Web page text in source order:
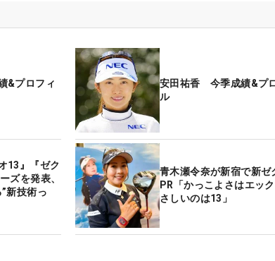
&プロフィ
安田祐香 今季成績&プ
ル
13』『ゼク
ズを発表、
新技術っ
青木瀬令奈が新宿で新ゼ
PR「かっこよさはエッ
さしいのは13」